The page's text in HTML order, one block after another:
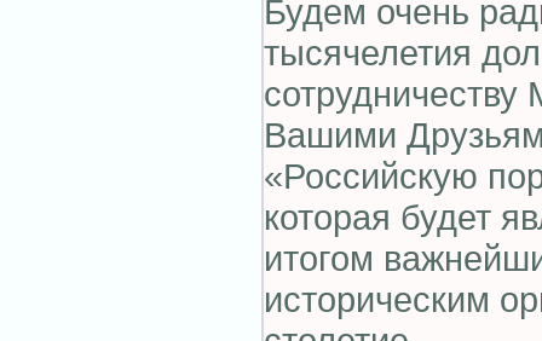
Будем очень
тысячелетия
Вашими
«Российскую
которая будет
итогом
историческим